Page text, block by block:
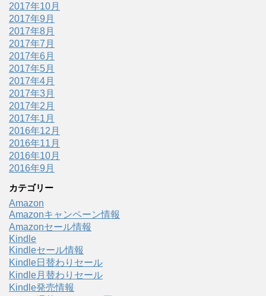
2017年10月
2017年9月
2017年8月
2017年7月
2017年6月
2017年5月
2017年4月
2017年3月
2017年2月
2017年1月
2016年12月
2016年11月
2016年10月
2016年9月
カテゴリー
Amazon
Amazonキャンペーン情報
Amazonセール情報
Kindle
Kindleセール情報
Kindle日替わりセール
Kindle月替わりセール
Kindle発売情報